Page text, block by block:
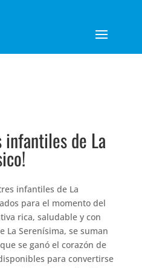
infantiles de La
!
infantiles de La
para el momento del
rica, saludable y con
La Serenísima, se suman
se ganó el corazón de
para convertirse